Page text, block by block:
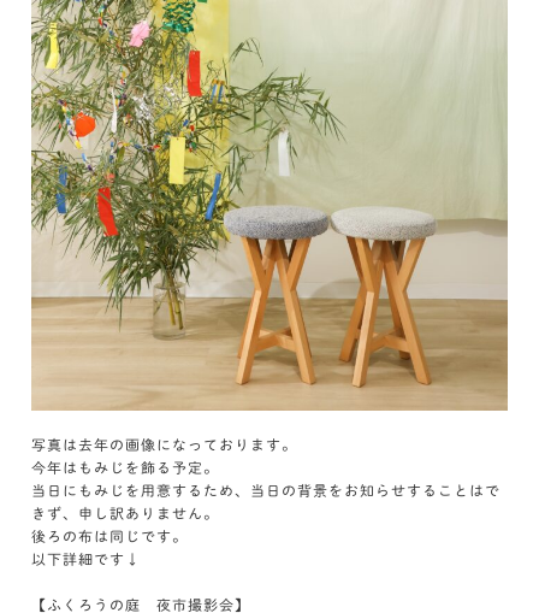
写真は去年の画像になっております。
今年はもみじを飾る予定。
当日にもみじを用意するため、当日の背景をお知らせすることはで
きず、申し訳ありません。
後ろの布は同じです。
以下詳細です↓
【ふくろうの庭 夜市撮影会】